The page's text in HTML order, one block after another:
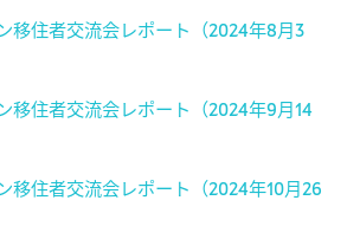
移住者交流会レポート（2024年8月3
移住者交流会レポート（2024年9月14
移住者交流会レポート（2024年10月26